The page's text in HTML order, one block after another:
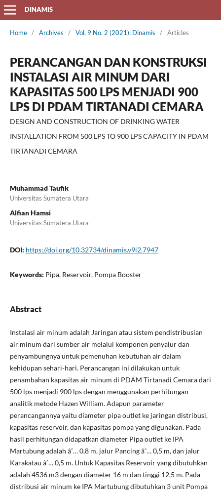
DINAMIS
Home / Archives / Vol. 9 No. 2 (2021): Dinamis / Articles
PERANCANGAN DAN KONSTRUKSI
INSTALASI AIR MINUM DARI
KAPASITAS 500 LPS MENJADI 900
LPS DI PDAM TIRTANADI CEMARA
DESIGN AND CONSTRUCTION OF DRINKING WATER
INSTALLATION FROM 500 LPS TO 900 LPS CAPACITY IN PDAM
TIRTANADI CEMARA
Muhammad Taufik
Universitas Sumatera Utara
Alfian Hamsi
Universitas Sumatera Utara
DOI: https://doi.org/10.32734/dinamis.v9i2.7947
Keywords: Pipa, Reservoir, Pompa Booster
Abstract
Instalasi air minum adalah Jaringan atau sistem pendistribusian
air minum dari sumber air melalui komponen penyalur dan
penyambungnya untuk pemenuhan kebutuhan air dalam
kehidupan sehari-hari. Perancangan ini dilakukan untuk
penambahan kapasitas air minum di PDAM Tirtanadi Cemara dari
500 lps menjadi 900 lps dengan menggunakan perhitungan
analitik metode Hazen William. Adapun parameter
perancangannya yaitu diameter pipa outlet ke jaringan distribusi,
kapasitas reservoir, dan kapasitas pompa yang digunakan. Pada
hasil perhitungan didapatkan diameter Pipa outlet ke IPA
Martubung adalah âˆ… 0,8 m, jalur Pancing âˆ… 0,5 m, dan jalur
Karakatau âˆ… 0,5 m. Untuk Kapasitas Reservoir yang dibutuhkan
adalah 4536 m3 dengan diameter 16 m dan tinggi 12,5 m. Pada
distribusi air minum ke IPA Martubung dibutuhkan 3 unit Pompa